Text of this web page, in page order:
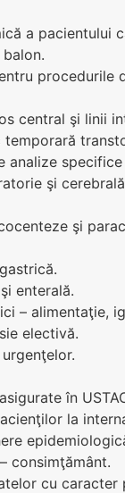
a
central şi linii
analize
şi
şi
enterală.
– alimentaţie,
electivă.
în
la
consimţământ.
cu caracter